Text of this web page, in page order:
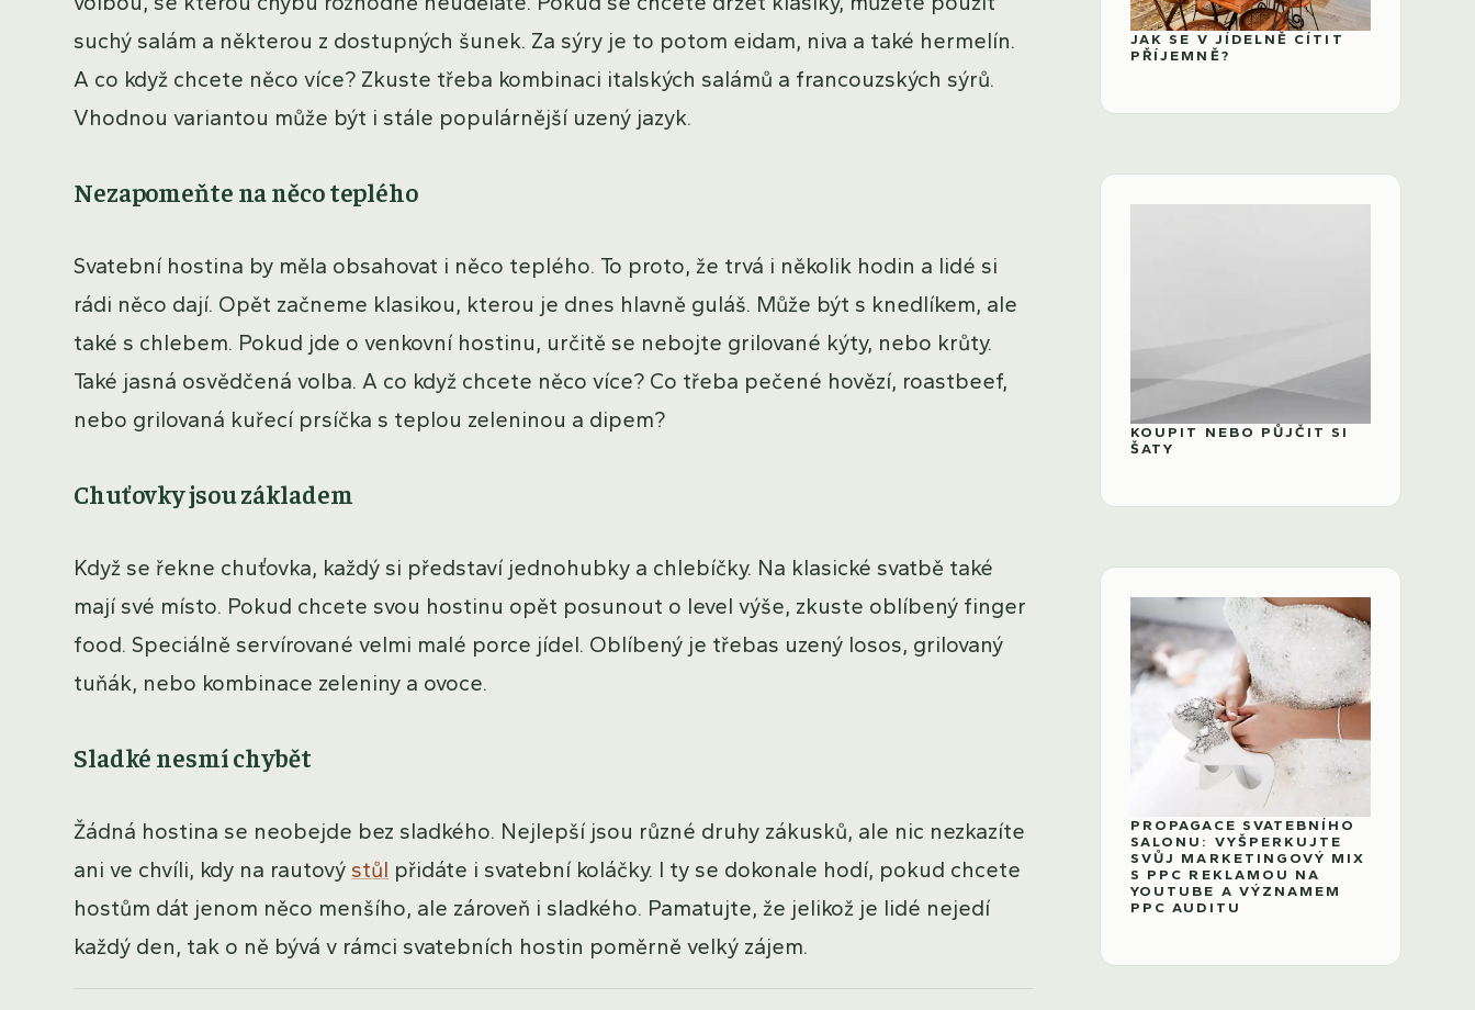
suchý salám a některou z dostupných šunek. Za sýry je to potom eidam, niva a také hermelín.
A co když chcete něco více? Zkuste třeba kombinaci italských salámů a francouzských sýrů.
Vhodnou variantou může být i stále populárnější uzený jazyk.
Nezapomeňte na něco teplého
Svatební hostina by měla obsahovat i něco teplého. To proto, že trvá i několik hodin a lidé si
rádi něco dají. Opět začneme klasikou, kterou je dnes hlavně guláš. Může být s knedlíkem, ale
také s chlebem. Pokud jde o venkovní hostinu, určitě se nebojte grilované kýty, nebo krůty.
Také jasná osvědčená volba. A co když chcete něco více? Co třeba pečené hovězí, roastbeef,
nebo grilovaná kuřecí prsíčka s teplou zeleninou a dipem?
Chuťovky jsou základem
Když se řekne chuťovka, každý si představí jednohubky a chlebíčky. Na klasické svatbě také
mají své místo. Pokud chcete svou hostinu opět posunout o level výše, zkuste oblíbený finger
food. Speciálně servírované velmi malé porce jídel. Oblíbený je třebas uzený losos, grilovaný
tuňák, nebo kombinace zeleniny a ovoce.
Sladké nesmí chybět
Žádná hostina se neobejde bez sladkého. Nejlepší jsou různé druhy zákusků, ale nic nezkazíte
ani ve chvíli, kdy na rautový stůl přidáte i svatební koláčky. I ty se dokonale hodí, pokud chcete
hostům dát jenom něco menšího, ale zároveň i sladkého. Pamatujte, že jelikož je lidé nejedí
každý den, tak o ně bývá v rámci svatebních hostin poměrně velký zájem.
JAK SE V JÍDELNĚ CÍTIT
PŘÍJEMNĚ?
KOUPIT NEBO PŮJČIT SI
ŠATY
PROPAGACE SVATEBNÍHO
SALONU: VYŠPERKUJTE
SVŮJ MARKETINGOVÝ MIX
S PPC REKLAMOU NA
YOUTUBE A VÝZNAMEM
PPC AUDITU